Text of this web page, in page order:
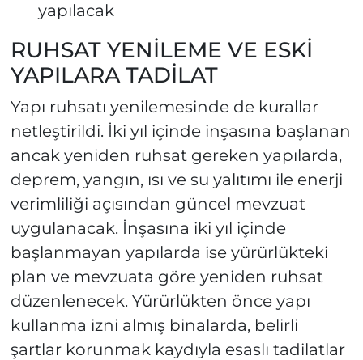
yapılacak
RUHSAT YENİLEME VE ESKİ
YAPILARA TADİLAT
Yapı ruhsatı yenilemesinde de kurallar
netleştirildi. İki yıl içinde inşasına başlanan
ancak yeniden ruhsat gereken yapılarda,
deprem, yangın, ısı ve su yalıtımı ile enerji
verimliliği açısından güncel mevzuat
uygulanacak. İnşasına iki yıl içinde
başlanmayan yapılarda ise yürürlükteki
plan ve mevzuata göre yeniden ruhsat
düzenlenecek. Yürürlükten önce yapı
kullanma izni almış binalarda, belirli
şartlar korunmak kaydıyla esaslı tadilatlar